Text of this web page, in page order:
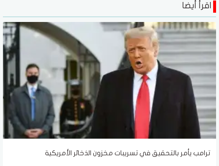
اقرأ أيضا
ترامب يأمر بالتحقيق في تسريبات مخزون الذخائر الأمريكية